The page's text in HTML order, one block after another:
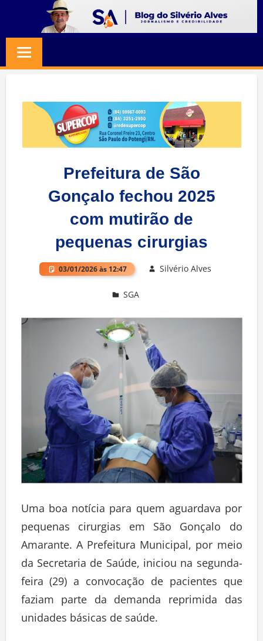
content
SILVERIO
ALVES
Jornalismo
Credibilidade
Prefeitura de São
Gonçalo fechou 2025
com mutirão de
pequenas cirurgias
03/01/2026 às 12:47 Silvério Alves
SGA
Uma boa notícia para quem aguardava por
pequenas cirurgias em São Gonçalo do
Amarante. A Prefeitura Municipal, por meio
da Secretaria de Saúde, iniciou na segunda-
feira (29) a convocação de pacientes que
faziam parte da demanda reprimida das
unidades básicas de saúde.